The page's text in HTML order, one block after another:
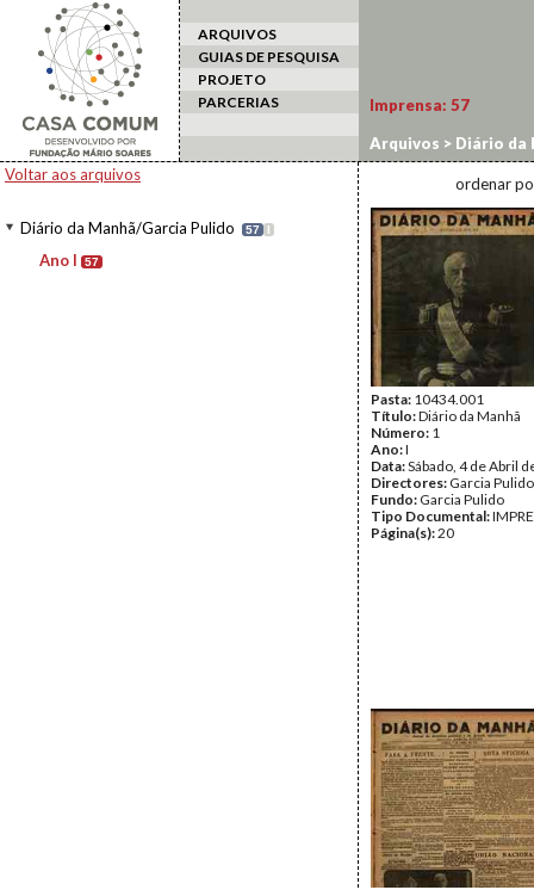
ARQUIVOS
GUIAS DE PESQUISA
PROJETO
PARCERIAS
Voltar aos arquivos
Diário da Manhã/Garcia Pulido 57 I
Ano I 57
Imprensa: 57
Arquivos > Diário da
ordenar
Pasta: 10434.001
Título:Diário da Manhã
Número: 1
Ano:I
Data:Sábado, 4 de Abril
Directores: Garcia Pulido
Fundo: Garcia Pulido
Tipo Documental:
Página(s):20